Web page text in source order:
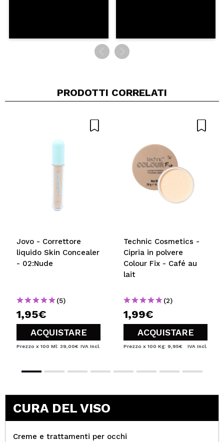
PRODOTTI CORRELATI
Jovo - Correttore
liquido Skin Concealer
- 02:Nude
(5)
1,95€
ACQUISTARE
Prezzo x 100 Ml: 39,00€ IVA Incl.
Technic Cosmetics -
Cipria in polvere
Colour Fix - Café au
lait
(2)
1,99€
ACQUISTARE
Prezzo x 100 Kg: 9,95€ IVA Incl.
CURA DEL VISO
Creme e trattamenti per occhi